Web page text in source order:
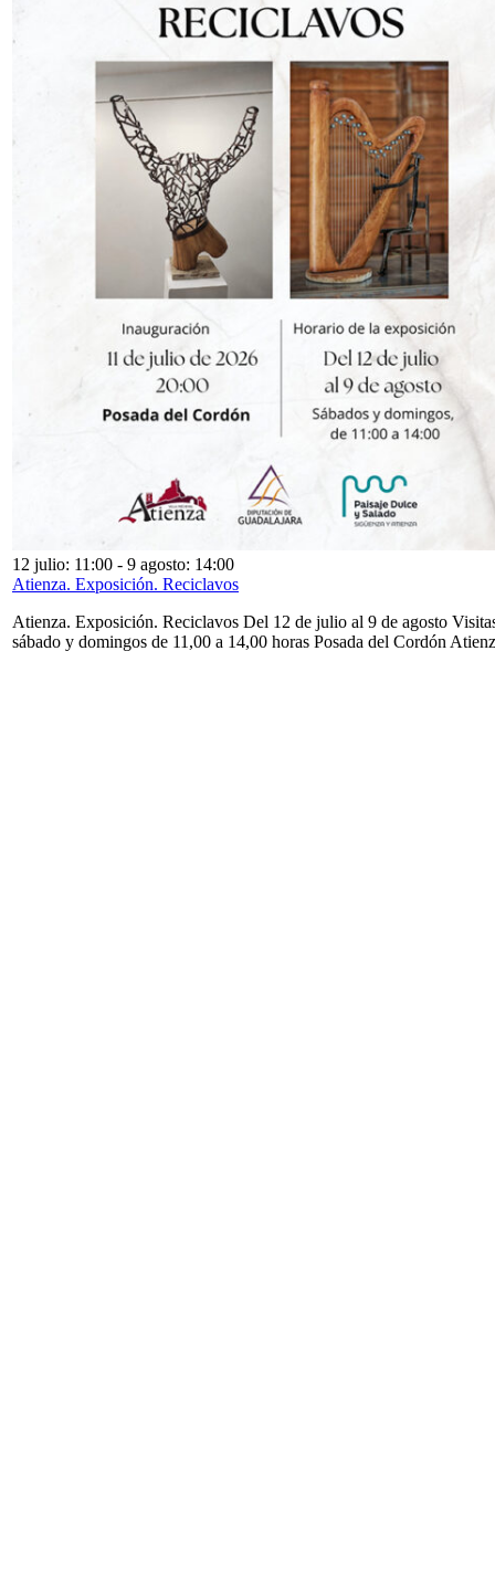
12 julio: 11:00 - 9 agosto: 14:00
Atienza. Exposición. Reciclavos
Atienza. Exposición. Reciclavos Del 12 de julio al 9 de agosto
sábado y domingos de 11,00 a 14,00 horas Posada del Cordón